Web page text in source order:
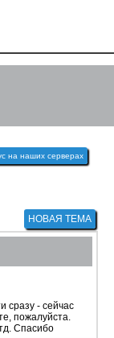
на наших серверах
НОВАЯ ТЕМА
сразу - сейчас
пожалуйста.
Спасибо